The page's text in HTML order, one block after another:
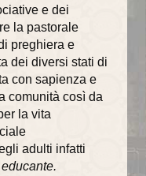
e dei
la pastorale
preghiera e
dei diversi stati di
con sapienza e
comunità così da
la vita
adulti infatti